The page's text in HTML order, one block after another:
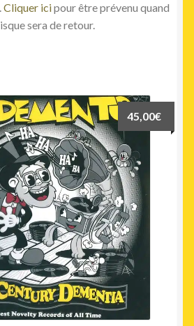
Cliquer icipour être prévenu quand
sera de retour.
45,00€